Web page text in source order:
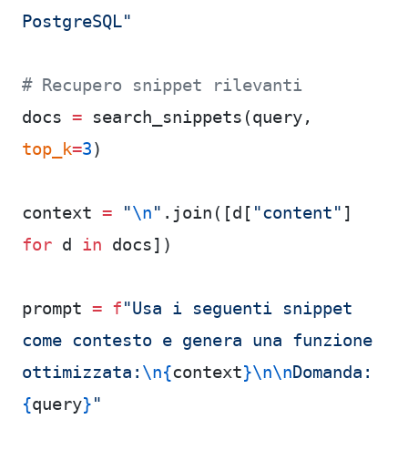
PostgreSQL"
# Recupero snippet rilevanti
docs =
top_k=3)
context = "\n" .join([d[ "content"
for d in docs])
prompt = f"Usa i seguenti snippet
come contesto e genera una funzione
ottimizzata: \n{context}\n\n
{query}"